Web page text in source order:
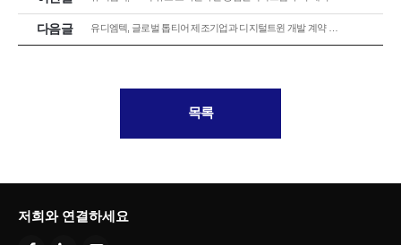
다음글
목록
저희와 연결하세요